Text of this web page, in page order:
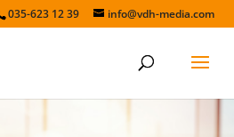
035-623 12 39 info@vdh-media.com